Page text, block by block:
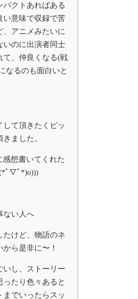
パクトあればある
い意味で収録で苦
、アニメみたいに
いのに出演者同士
て、仲良くなる(戦
なるのも面白いと
して頂きたくピッ
ました。
感想書いてくれた
ﾟ▽ﾟ*)o)))
ない人へ
たけど、物語のネ
ら是非に〜！
いし、ストーリー
ったり色々あると
までいったらスッ